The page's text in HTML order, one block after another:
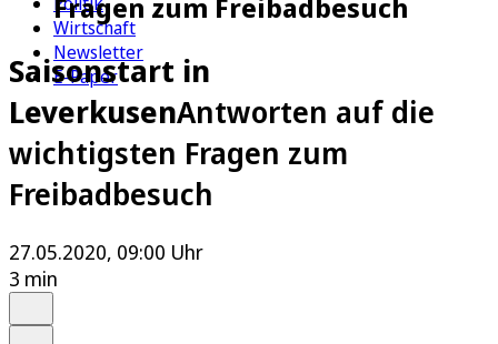
Wirtschaft
Newsletter
E-Paper
Saisonstart in
LeverkusenAntworten auf die
wichtigsten Fragen zum
Freibadbesuch
27.05.2020, 09:00 Uhr
3 min